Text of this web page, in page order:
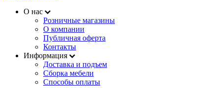
О нас
Розничные магазины
О компании
Публичная оферта
Контакты
Информация
Доставка и подъем
Сборка мебели
Способы оплаты